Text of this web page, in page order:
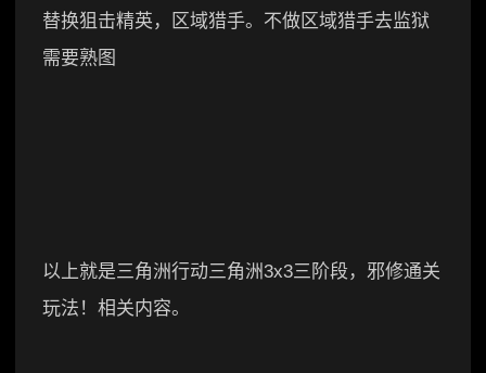
替换狙击精英，区域猎手。不做区域猎手去监狱
需要熟图
以上就是三角洲行动三角洲3x3三阶段，邪修通关
玩法！相关内容。